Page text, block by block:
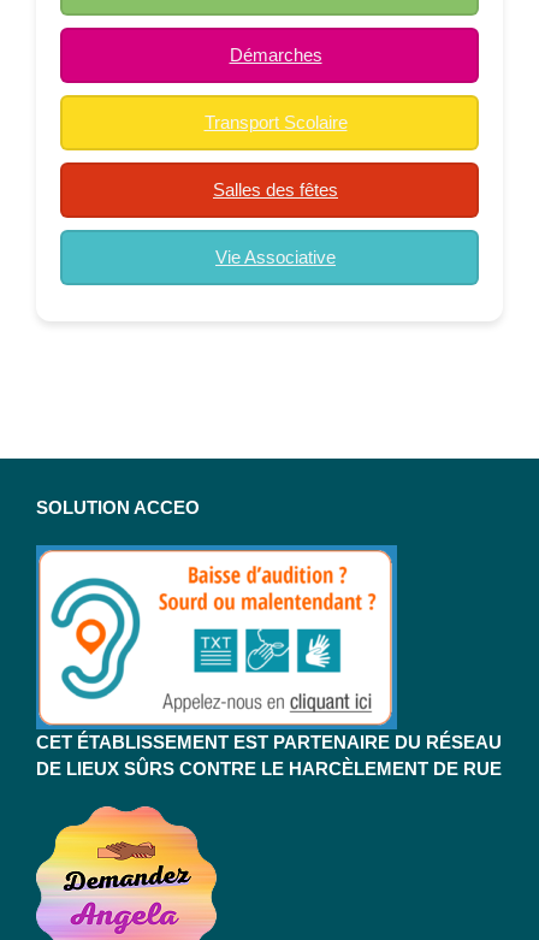
Démarches
Transport Scolaire
Salles des fêtes
Vie Associative
SOLUTION ACCEO
CET ÉTABLISSEMENT EST PARTENAIRE DU RÉSEAU
DE LIEUX SÛRS CONTRE LE HARCÈLEMENT DE RUE